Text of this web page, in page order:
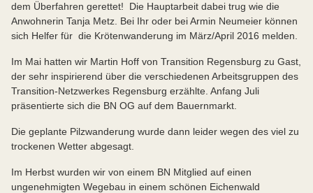
dem Überfahren gerettet! Die Hauptarbeit dabei trug wie die
Anwohnerin Tanja Metz. Bei Ihr oder bei Armin Neumeier können
sich Helfer für die Krötenwanderung im März/April 2016 melden.
Im Mai hatten wir Martin Hoff von Transition Regensburg zu Gast,
der sehr inspirierend über die verschiedenen Arbeitsgruppen des
Transition-Netzwerkes Regensburg erzählte. Anfang Juli
präsentierte sich die BN OG auf dem Bauernmarkt.
Die geplante Pilzwanderung wurde dann leider wegen des viel zu
trockenen Wetter abgesagt.
Im Herbst wurden wir von einem BN Mitglied auf einen
ungenehmigten Wegebau in einem schönen Eichenwald